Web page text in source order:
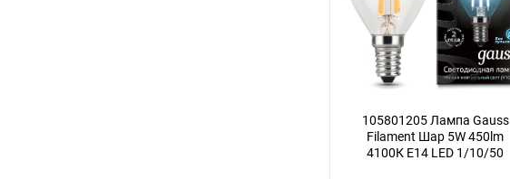
105801205 Лампа Gauss
Filament Шар 5W 450lm
4100К Е14 LED 1/10/50